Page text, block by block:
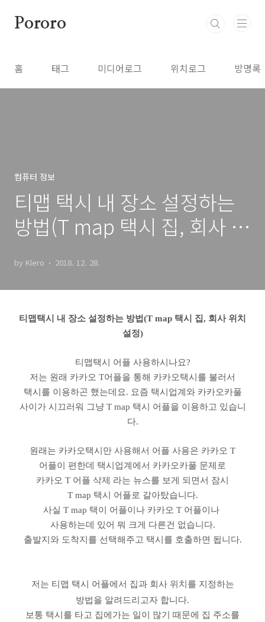
Pororo
홈 태그 미디어로그 위치로그 방명록
컴퓨터 정보
티맵 택시 내 장소 설정하는
방법(T map 택시 집, 회사 위
by Klero 2018. 12. 28.
티맵택시 내 장소 설정하는 방법(T map 택시 집, 회사 위치
설정)
티맵택시 어플 사용하시나요?
저는 원래 카카오 T어플을 통해 카카오택시를 불러서
택시를 이용하곤 했는데요. 요즘 택시업계와 카카오카풀
사이가 시끄러워 그냥 T map 택시 어플을 이용하고 있습니
다.
원래는 카카오택시만 사용해서 어플 사용은 카카오 T
어플이 편한데 택시업계에서 카카오카풀 문제로
카카오 T 어플 삭제 라는 뉴스를 보게 되면서 잠시
T map 택시 어플로 갈아탔습니다.
사실 T map 택이 어플이나 카카오 T 어플이나
사용하는데 있어 뭐 크게 다른건 없습니다.
출발지와 도착지를 선택해주고 택시를 호출하면 됩니다.
저는 티맵 택시 어플에서 집과 회사 위치를 지정하는
방법을 알려드리고자 합니다.
보통 택시를 타고 집에가는 일이 많기 때문에 집 주소를